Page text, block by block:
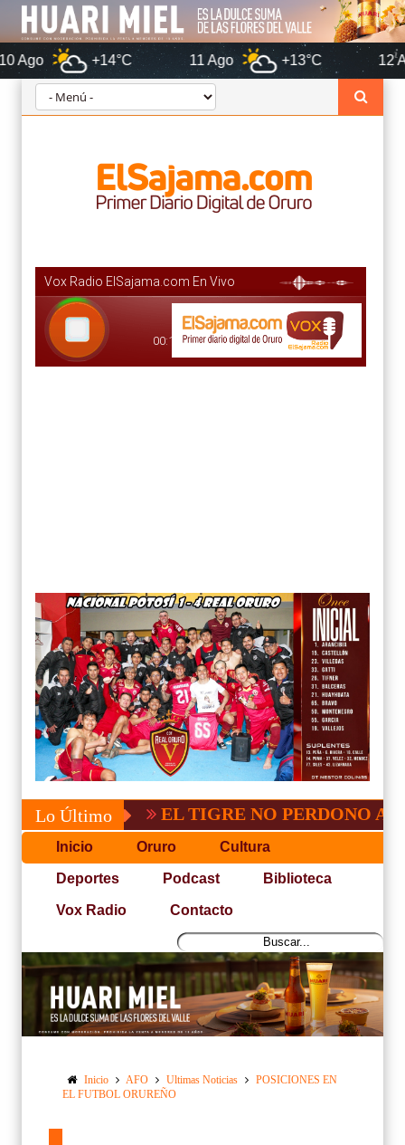
+14°C 11 Ago +13°C 12 Ago
Lo Último GV-SAN JOSÉ, NO PUDO
Inicio Oruro Cultura
Deportes Podcast Biblioteca
Vox Radio Contacto
Inicio AFO Ultimas Noticias
POSICIONES EN
EL FUTBOL ORUREÑO